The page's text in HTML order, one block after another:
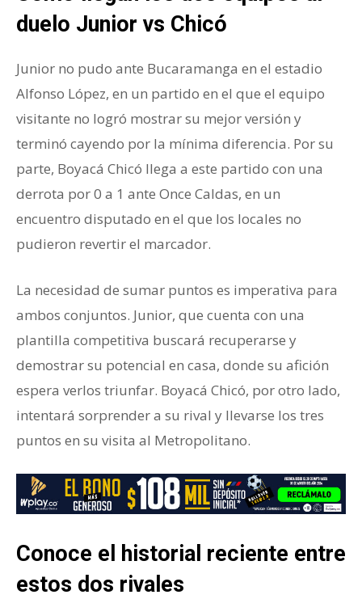
duelo Junior vs Chicó
Junior no pudo ante Bucaramanga en el estadio
Alfonso López, en un partido en el que el equipo
visitante no logró mostrar su mejor versión y
terminó cayendo por la mínima diferencia. Por su
parte, Boyacá Chicó llega a este partido con una
derrota por 0 a 1 ante Once Caldas, en un
encuentro disputado en el que los locales no
pudieron revertir el marcador.
La necesidad de sumar puntos es imperativa para
ambos conjuntos. Junior, que cuenta con una
plantilla competitiva buscará recuperarse y
demostrar su potencial en casa, donde su afición
espera verlos triunfar. Boyacá Chicó, por otro lado,
intentará sorprender a su rival y llevarse los tres
puntos en su visita al Metropolitano.
Conoce el historial reciente entre
estos dos rivales